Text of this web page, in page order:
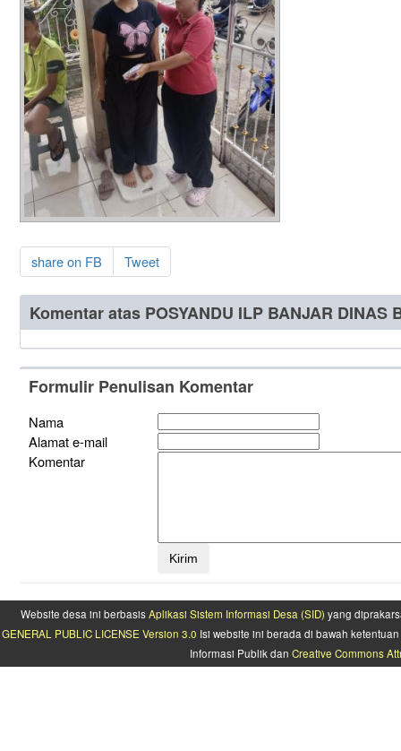
share on FB Tweet
Komentar atas POSYANDU ILP BANJAR DINAS
Formulir Penulisan Komentar
Nama
Alamat e-mail
Komentar
Website desa ini berbasisAplikasi Sistem Informasi Desa (SID) yang
GENERAL PUBLIC LICENSE Version 3.0 Isi website ini berada di bawah
Informasi Publik dan Creative Commons